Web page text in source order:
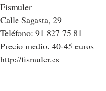
Fismuler
Calle Sagasta, 29
Teléfono: 91 827 75 81
Precio medio: 40-45 euros
http://fismuler.es